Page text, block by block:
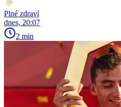
Plné zdraví
dnes, 20:07
2 min